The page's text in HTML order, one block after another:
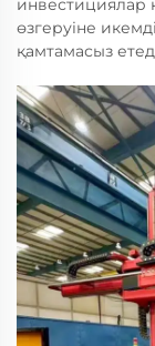
инвестициялар
өзгеруіне
қамтамасыз